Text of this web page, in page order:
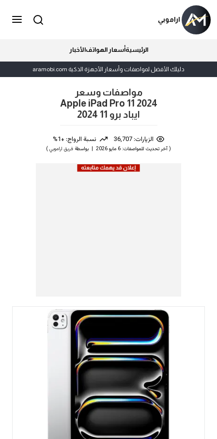
اراموبي
الرئيسيةأسعار الهواتفالأخبار
دليلك الأفضل لمواصفات وأسعار الأجهزة الذكية aramobi.com
مواصفات وسعر
Apple iPad Pro 11 2024
ايباد برو 11 2024
الزيارات: 36,707 نسبة الرواج: +1%
( آخر تحديث للمواصفات: 6 مايو 2026 | بواسطة فريق اراموبي)